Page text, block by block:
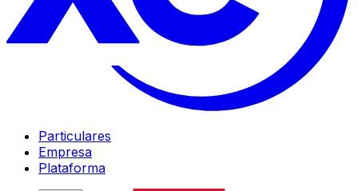
Particulares
Empresa
Plataforma